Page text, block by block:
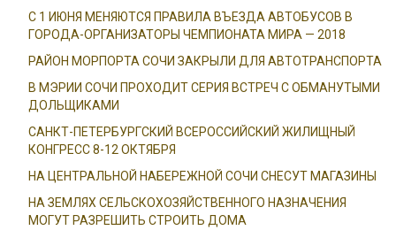
С 1 ИЮНЯ МЕНЯЮТСЯ ПРАВИЛА ВЪЕЗДА АВТОБУСОВ В
ГОРОДА-ОРГАНИЗАТОРЫ ЧЕМПИОНАТА МИРА — 2018
РАЙОН МОРПОРТА СОЧИ ЗАКРЫЛИ ДЛЯ АВТОТРАНСПОРТА
В МЭРИИ СОЧИ ПРОХОДИТ СЕРИЯ ВСТРЕЧ С ОБМАНУТЫМИ
ДОЛЬЩИКАМИ
САНКТ-ПЕТЕРБУРГСКИЙ ВСЕРОССИЙСКИЙ ЖИЛИЩНЫЙ
КОНГРЕСС 8-12 ОКТЯБРЯ
НА ЦЕНТРАЛЬНОЙ НАБЕРЕЖНОЙ СОЧИ СНЕСУТ МАГАЗИНЫ
НА ЗЕМЛЯХ СЕЛЬСКОХОЗЯЙСТВЕННОГО НАЗНАЧЕНИЯ
МОГУТ РАЗРЕШИТЬ СТРОИТЬ ДОМА